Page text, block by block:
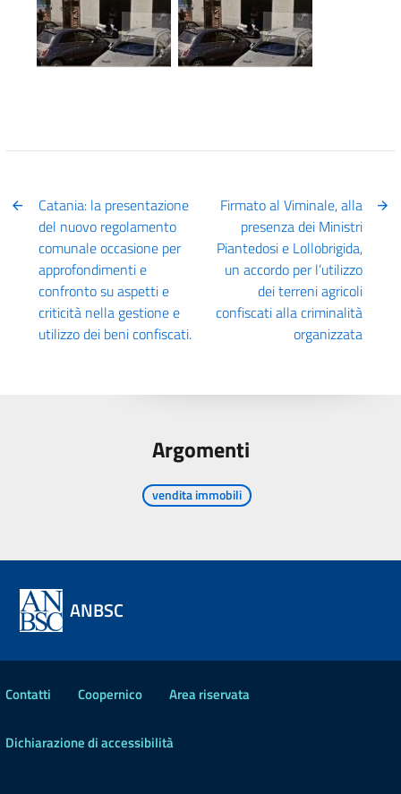
Catania: la presentazione
del nuovo regolamento
comunale occasione per
approfondimenti e
confronto su aspetti e
criticità nella gestione e
utilizzo dei beni confiscati.
Firmato al Viminale, alla
presenza dei Ministri
Piantedosi e Lollobrigida,
un accordo per l’utilizzo
dei terreni agricoli
confiscati alla criminalità
organizzata
Argomenti
vendita immobili
ANBSC
Contatti Coopernico Area riservata
Dichiarazione di accessibilità